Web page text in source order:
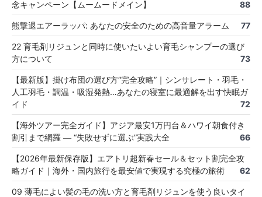
念キャンペーン【ムームードメイン】
88
熊撃退エアーラッパ: あなたの安全のための高音量アラーム 77
22 育毛剤リジュンと同時に使いたいよい育毛シャンプーの選び
方について
73
【最新版】掛け布団の選び方“完全攻略”｜シンサレート・羽毛・
人工羽毛・調温・吸湿発熱…あなたの寝室に最適解を出す快眠ガ
イド
72
【海外ツアー完全ガイド】アジア最安1万円台＆ハワイ朝食付き
割引まで網羅 ― “失敗せずに選ぶ”実践大全
66
【2026年最新保存版】エアトリ超新春セール＆セット割完全攻
略ガイド｜海外・国内旅行を最安値で実現する究極の旅術
62
09 薄毛によい髪の毛の洗い方と育毛剤リジュンを使う良いタイ